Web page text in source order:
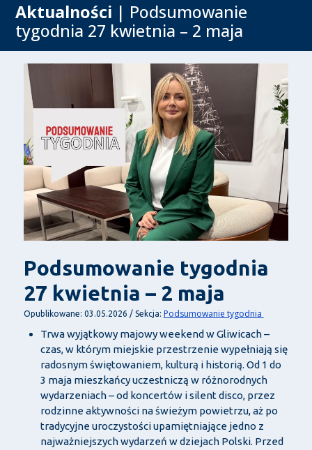
Aktualności | Podsumowanie
tygodnia 27 kwietnia – 2 maja
Podsumowanie tygodnia
27 kwietnia – 2 maja
Opublikowane: 03.05.2026 / Sekcja: Podsumowanie tygodnia
Trwa wyjątkowy majowy weekend w Gliwicach –
czas, w którym miejskie przestrzenie wypełniają się
radosnym świętowaniem, kulturą i historią. Od 1 do
3 maja mieszkańcy uczestniczą w różnorodnych
wydarzeniach – od koncertów i silent disco, przez
rodzinne aktywności na świeżym powietrzu, aż po
tradycyjne uroczystości upamiętniające jedno z
najważniejszych wydarzeń w dziejach Polski. Przed